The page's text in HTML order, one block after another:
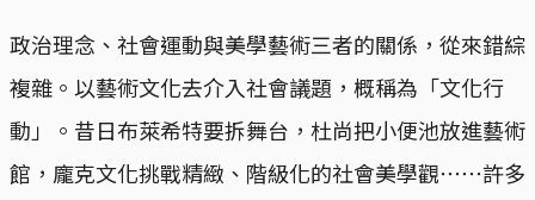
政治理念、社會運動與美學藝術三者的關係，從來錯綜
複雜。以藝術文化去介入社會議題，概稱為「文化行
動」。昔日布萊希特要拆舞台，杜尚把小便池放進藝術
館，龐克文化挑戰精緻、階級化的社會美學觀⋯⋯許多